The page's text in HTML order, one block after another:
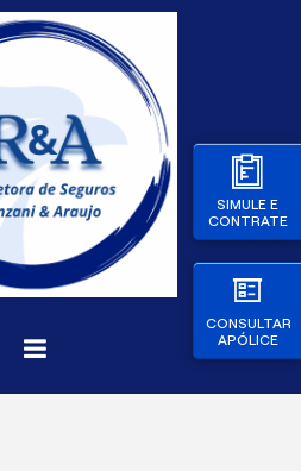
SIMULE E
CONTRATE
CONSULTAR
APÓLICE